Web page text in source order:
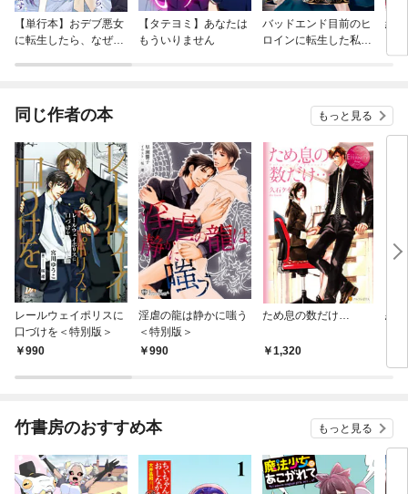
【単行本】おデブ悪女
に転生したら、なぜか
【タテヨミ】あなたは
もういりません
バッドエンド目前のヒ
ロインに転生した私、
結
同じ作者の本 もっと見る
レールウェイポリスに
口づけを＜特別版＞
990
淫虐の龍は静かに嗤う
＜特別版＞
990
ため息の数だけ…
1,320
恋
竹書房のおすすめ本 もっと見る